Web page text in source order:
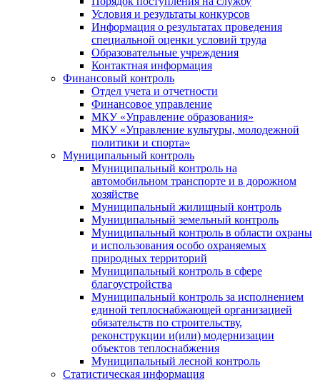
Условия и результаты конкурсов
Информация о результатах проведения
специальной оценки условий труда
Образовательные учреждения
Контактная информация
Финансовый контроль
Отдел учета и отчетности
Финансовое управление
МКУ «Управление образования»
МКУ «Управление культуры, молодежной
политики и спорта»
Муниципальный контроль
Муниципальный контроль на
автомобильном транспорте и в дорожном
хозяйстве
Муниципальный жилищный контроль
Муниципальный земельный контроль
Муниципальный контроль в области охраны
и использования особо охраняемых
природных территорий
Муниципальный контроль в сфере
благоустройства
Муниципальный контроль за исполнением
единой теплоснабжающей организацией
обязательств по строительству,
реконструкции и(или) модернизации
объектов теплоснабжения
Муниципальный лесной контроль
Статистическая информация